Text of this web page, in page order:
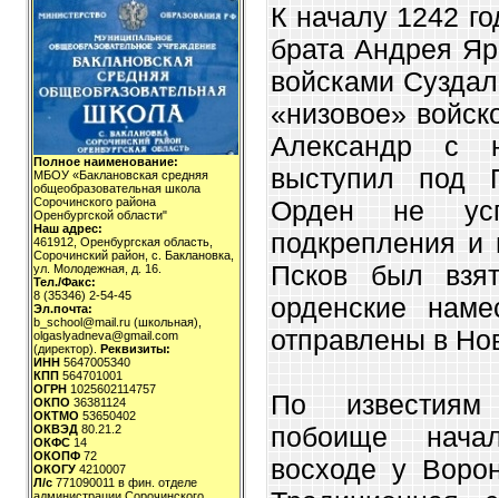
Полное наименование:
МБОУ «Баклановская средняя
общеобразовательная школа
Сорочинского района
Оренбургской области"
Наш адрес:
461912, Оренбургская область,
Сорочинский район, с. Баклановка,
ул. Молодежная, д. 16.
Тел./Факс:
8 (35346) 2-54-45
Эл.почта:
b_school@mail.ru (школьная),
olgaslyadneva@gmail.com
(директор). Реквизиты:
ИНН 5647005340
КПП 564701001
ОГРН 1025602114757
ОКПО 36381124
ОКТМО 53650402
ОКВЭД 80.21.2
ОКФС 14
ОКОПФ 72
ОКОГУ 4210007
Л/с 771090011 в фин. отделе
К началу 1242
брата Андрея
войсками
«низовое»
Александр с
выступил под
Орден не
подкрепления
Псков был
орденские
отправлены в
По известиям
побоище
восходе у